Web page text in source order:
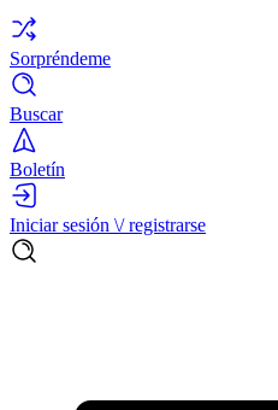
Sorpréndeme
Buscar
Boletín
Iniciar sesión \/ registrarse